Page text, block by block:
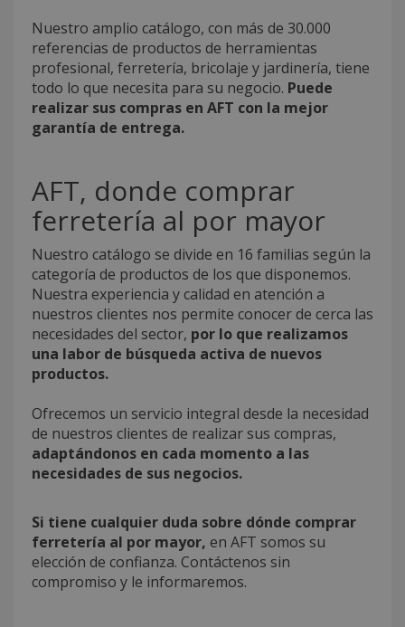
Nuestro amplio catálogo, con más de 30.000
referencias de productos de herramientas
profesional, ferretería, bricolaje y jardinería, tiene
todo lo que necesita para su negocio. Puede
realizar sus compras en AFT con la mejor
garantía de entrega.
AFT, donde comprar
ferretería al por mayor
Nuestro catálogo se divide en 16 familias según la
categoría de productos de los que disponemos.
Nuestra experiencia y calidad en atención a
nuestros clientes nos permite conocer de cerca las
necesidades del sector, por lo que realizamos
una labor de búsqueda activa de nuevos
productos.
Ofrecemos un servicio integral desde la necesidad
de nuestros clientes de realizar sus compras,
adaptándonos en cada momento a las
necesidades de sus negocios.
Si tiene cualquier duda sobre dónde comprar
ferretería al por mayor, en AFT somos su
elección de confianza. Contáctenos sin
compromiso y le informaremos.